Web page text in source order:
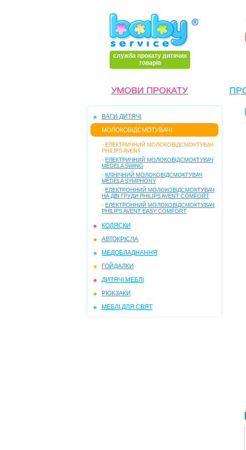
служба прокату дитячих
товарів
УМОВИ ПРОКАТУ
ВАГИ ДИТЯЧІ
МОЛОКОВІДСМОТУВАЧІ
- ЕЛЕКТРИЧНИЙ МОЛОКОВІДСМОКТУВАЧ
PHILIPS AVENT
- ЕЛЕКТРИЧНИЙ МОЛОКОВІДСМОКТУВАЧ
MEDELA SWING
- КЛІНІЧНИЙ МОЛОКОВІДСМОКТУВАЧ
MEDELA SYMPHONY
- ЕЛЕКТРОННИЙ МОЛОКОВІДСМОКТУВАЧ
НА ДВІ ГРУДИ PHILIPS AVENT COMFORT
- ЕЛЕКТРОННИЙ МОЛОКОВІДСМОКТУВАЧ
PHILIPS AVENT EASY COMFORT
КОЛЯСКИ
АВТОКРІСЛА
МЕДОБЛАДНАННЯ
ГОЙДАЛКИ
ДИТЯЧІ МЕБЛІ
РЮКЗАКИ
МЕБЛІ ДЛЯ СВЯТ